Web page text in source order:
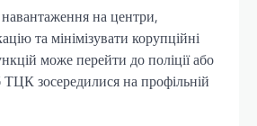
на центри,
та мінімізувати корупційні
може перейти до поліції або
зосередилися на профільній